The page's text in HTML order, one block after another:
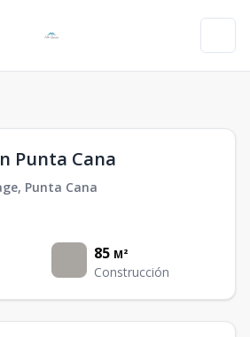
Punta Cana
, Punta Cana
85 M²
Construcción